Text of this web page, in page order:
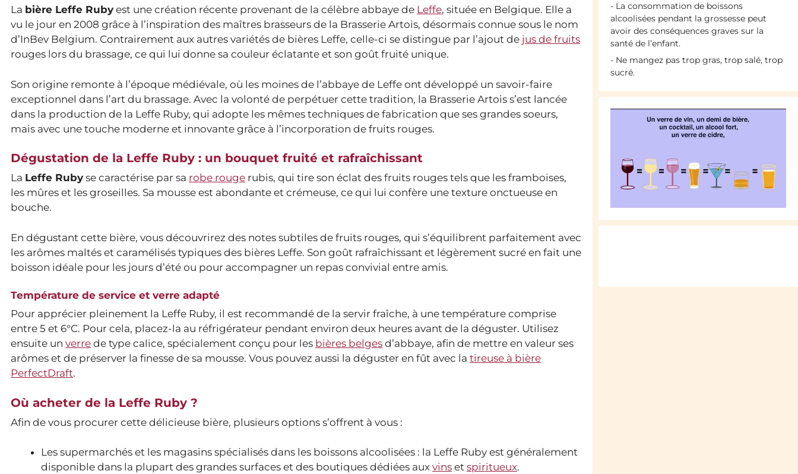
La bière Leffe Ruby est une création récente provenant de la célèbre abbaye de Leffe, située en Belgique. Elle a
vu le jour en 2008 grâce à l’inspiration des maîtres brasseurs de la Brasserie Artois, désormais connue sous le nom
d’InBev Belgium. Contrairement aux autres variétés de bières Leffe, celle-ci se distingue par l’ajout de jus de fruits
rouges lors du brassage, ce qui lui donne sa couleur éclatante et son goût fruité unique.
Son origine remonte à l’époque médiévale, où les moines de l’abbaye de Leffe ont développé un savoir-faire
exceptionnel dans l’art du brassage. Avec la volonté de perpétuer cette tradition, la Brasserie Artois s’est lancée
dans la production de la Leffe Ruby, qui adopte les mêmes techniques de fabrication que ses grandes soeurs,
mais avec une touche moderne et innovante grâce à l’incorporation de fruits rouges.
Dégustation de la Leffe Ruby : un bouquet fruité et rafraîchissant
La Leffe Ruby se caractérise par sa robe rouge rubis, qui tire son éclat des fruits rouges tels que les framboises,
les mûres et les groseilles. Sa mousse est abondante et crémeuse, ce qui lui confère une texture onctueuse en
bouche.
En dégustant cette bière, vous découvrirez des notes subtiles de fruits rouges, qui s’équilibrent parfaitement avec
les arômes maltés et caramélisés typiques des bières Leffe. Son goût rafraîchissant et légèrement sucré en fait une
boisson idéale pour les jours d’été ou pour accompagner un repas convivial entre amis.
Température de service et verre adapté
Pour apprécier pleinement la Leffe Ruby, il est recommandé de la servir fraîche, à une température comprise
entre 5 et 6°C. Pour cela, placez-la au réfrigérateur pendant environ deux heures avant de la déguster. Utilisez
ensuite un verre de type calice, spécialement conçu pour les bières belges d’abbaye, afin de mettre en valeur ses
arômes et de préserver la finesse de sa mousse. Vous pouvez aussi la déguster en fût avec la tireuse à bière
PerfectDraft.
Où acheter de la Leffe Ruby ?
Afin de vous procurer cette délicieuse bière, plusieurs options s’offrent à vous :
Les supermarchés et les magasins spécialisés dans les boissons alcoolisées : la Leffe Ruby est généralement
disponible dans la plupart des grandes surfaces et des boutiques dédiées aux vins et spiritueux.
- La consommation de boissons
alcoolisées pendant la grossesse peut
avoir des conséquences graves sur la
santé de l’enfant.
- Ne mangez pas trop gras, trop salé, trop
sucré.